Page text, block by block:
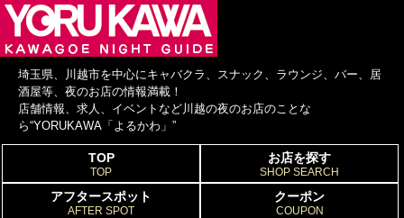
埼玉県、川越市を中心にキャバクラ、スナック、ラウンジ、バー、居
酒屋等、夜のお店の情報満載！
店舗情報、求人、イベントなど川越の夜のお店のことな
ら“YORUKAWA「よるかわ」”
TOP
TOP
お店を探す
SHOP SEARCH
アフタースポット
AFTER SPOT
クーポン
COUPON